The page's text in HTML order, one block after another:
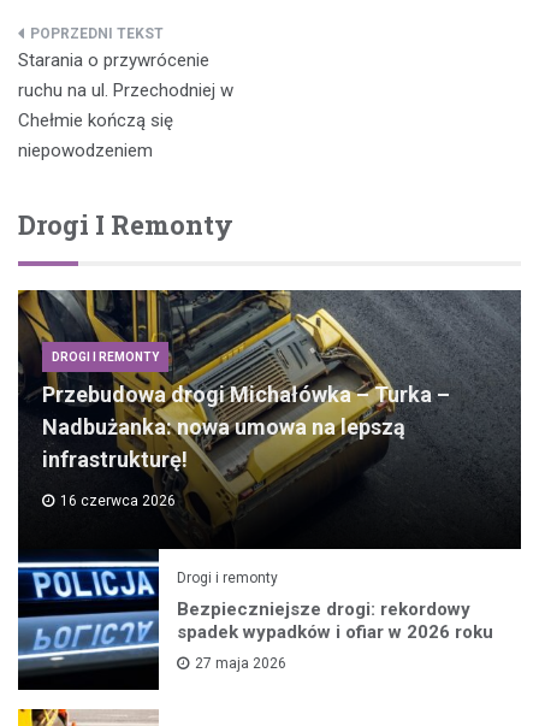
Nawigacja
wpisu
Starania o przywrócenie
ruchu na ul. Przechodniej w
Chełmie kończą się
niepowodzeniem
Drogi I Remonty
DROGI I REMONTY
Przebudowa drogi Michałówka – Turka –
Nadbużanka: nowa umowa na lepszą
infrastrukturę!
16 czerwca 2026
Drogi i remonty
Bezpieczniejsze drogi: rekordowy
spadek wypadków i ofiar w 2026 roku
27 maja 2026